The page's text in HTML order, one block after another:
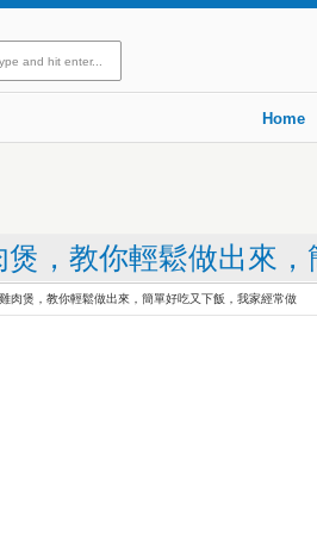
Home
煲，教你輕鬆做出來
肉煲，教你輕鬆做出來，簡單好吃又下飯，我家經常做